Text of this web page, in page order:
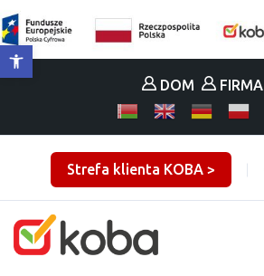
DOM FIRMA
Strefa klienta KOBA >
Otwórz pasek narzędzi